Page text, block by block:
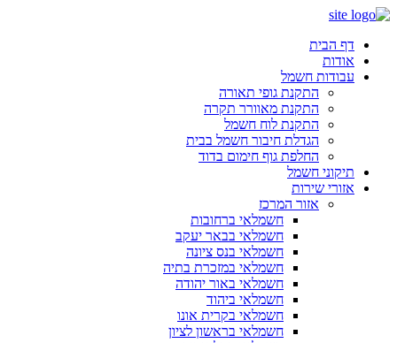
דף הבית
אודות
עבודות חשמל
התקנת גופי תאורה
התקנת מאוורר תקרה
התקנת לוח חשמל
הגדלת חיבור חשמל בבית
החלפת גוף חימום בדוד
תיקוני חשמל
אזורי שירות
אזור המרכז
חשמלאי ברחובות
חשמלאי בבאר יעקב
חשמלאי בנס ציונה
חשמלאי במזכרת בתיה
חשמלאי באור יהודה
חשמלאי ביהוד
חשמלאי בקרית אונו
חשמלאי בראשון לציון